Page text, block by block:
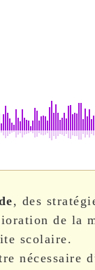
, des
de la
scolaire.
nécessaire